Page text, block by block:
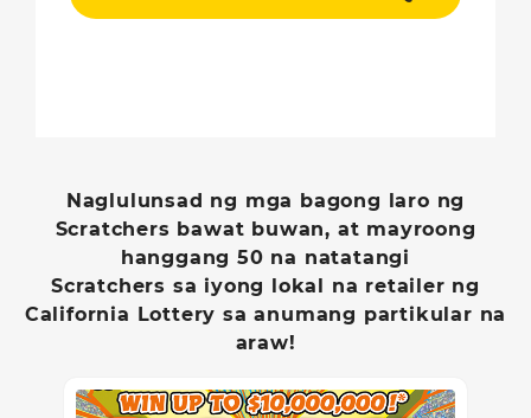
Naglulunsad ng mga bagong laro ng
Scratchers bawat buwan, at mayroong
hanggang 50 na natatangi
Scratchers sa iyong lokal na retailer ng
California Lottery sa anumang partikular na
araw!